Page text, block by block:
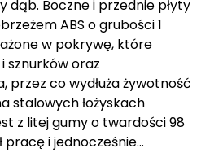
dąb. Boczne i przednie płyty
ABS o grubości 1
w pokrywę, które
sznurków oraz
przez co wydłuża żywotność
stalowych łożyskach
z litej gumy o twardości 98
pracę i jednocześnie…